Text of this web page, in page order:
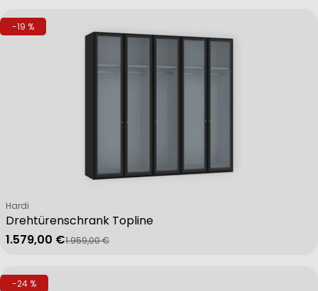
-19 %
Drehtürenschrank Topline
Verkäufer:
Hardi
Verkaufspreis
1.579,00 €
Regulärer Preis
1.959,00 €
-24 %